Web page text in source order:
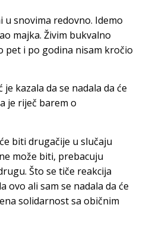
u snovima redovno. Idemo
majka. Živim bukvalno
pet i po godina nisam kročio
kazala da se nadala da će
je riječ barem o
biti drugačije u slučaju
može biti, prebacuju
Što se tiče reakcija
ovo ali sam se nadala da će
solidarnost sa običnim